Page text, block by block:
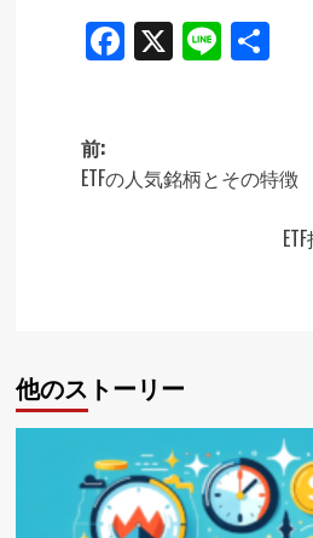
Facebook
X Line共
投
ー
シ
ョ
ン
前:
ETFの人気銘柄とその特徴
他のストーリー